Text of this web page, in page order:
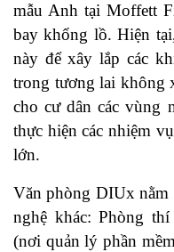
mẫu Anh tại Moffett
bay khổng lồ. Hiện
này để xây lắp các
trong tương lai không
cho cư dân các vùng
thực hiện các nhiệm
lớn.
Văn phòng DIUx nằm
nghệ khác: Phòng
(nơi quản lý phần